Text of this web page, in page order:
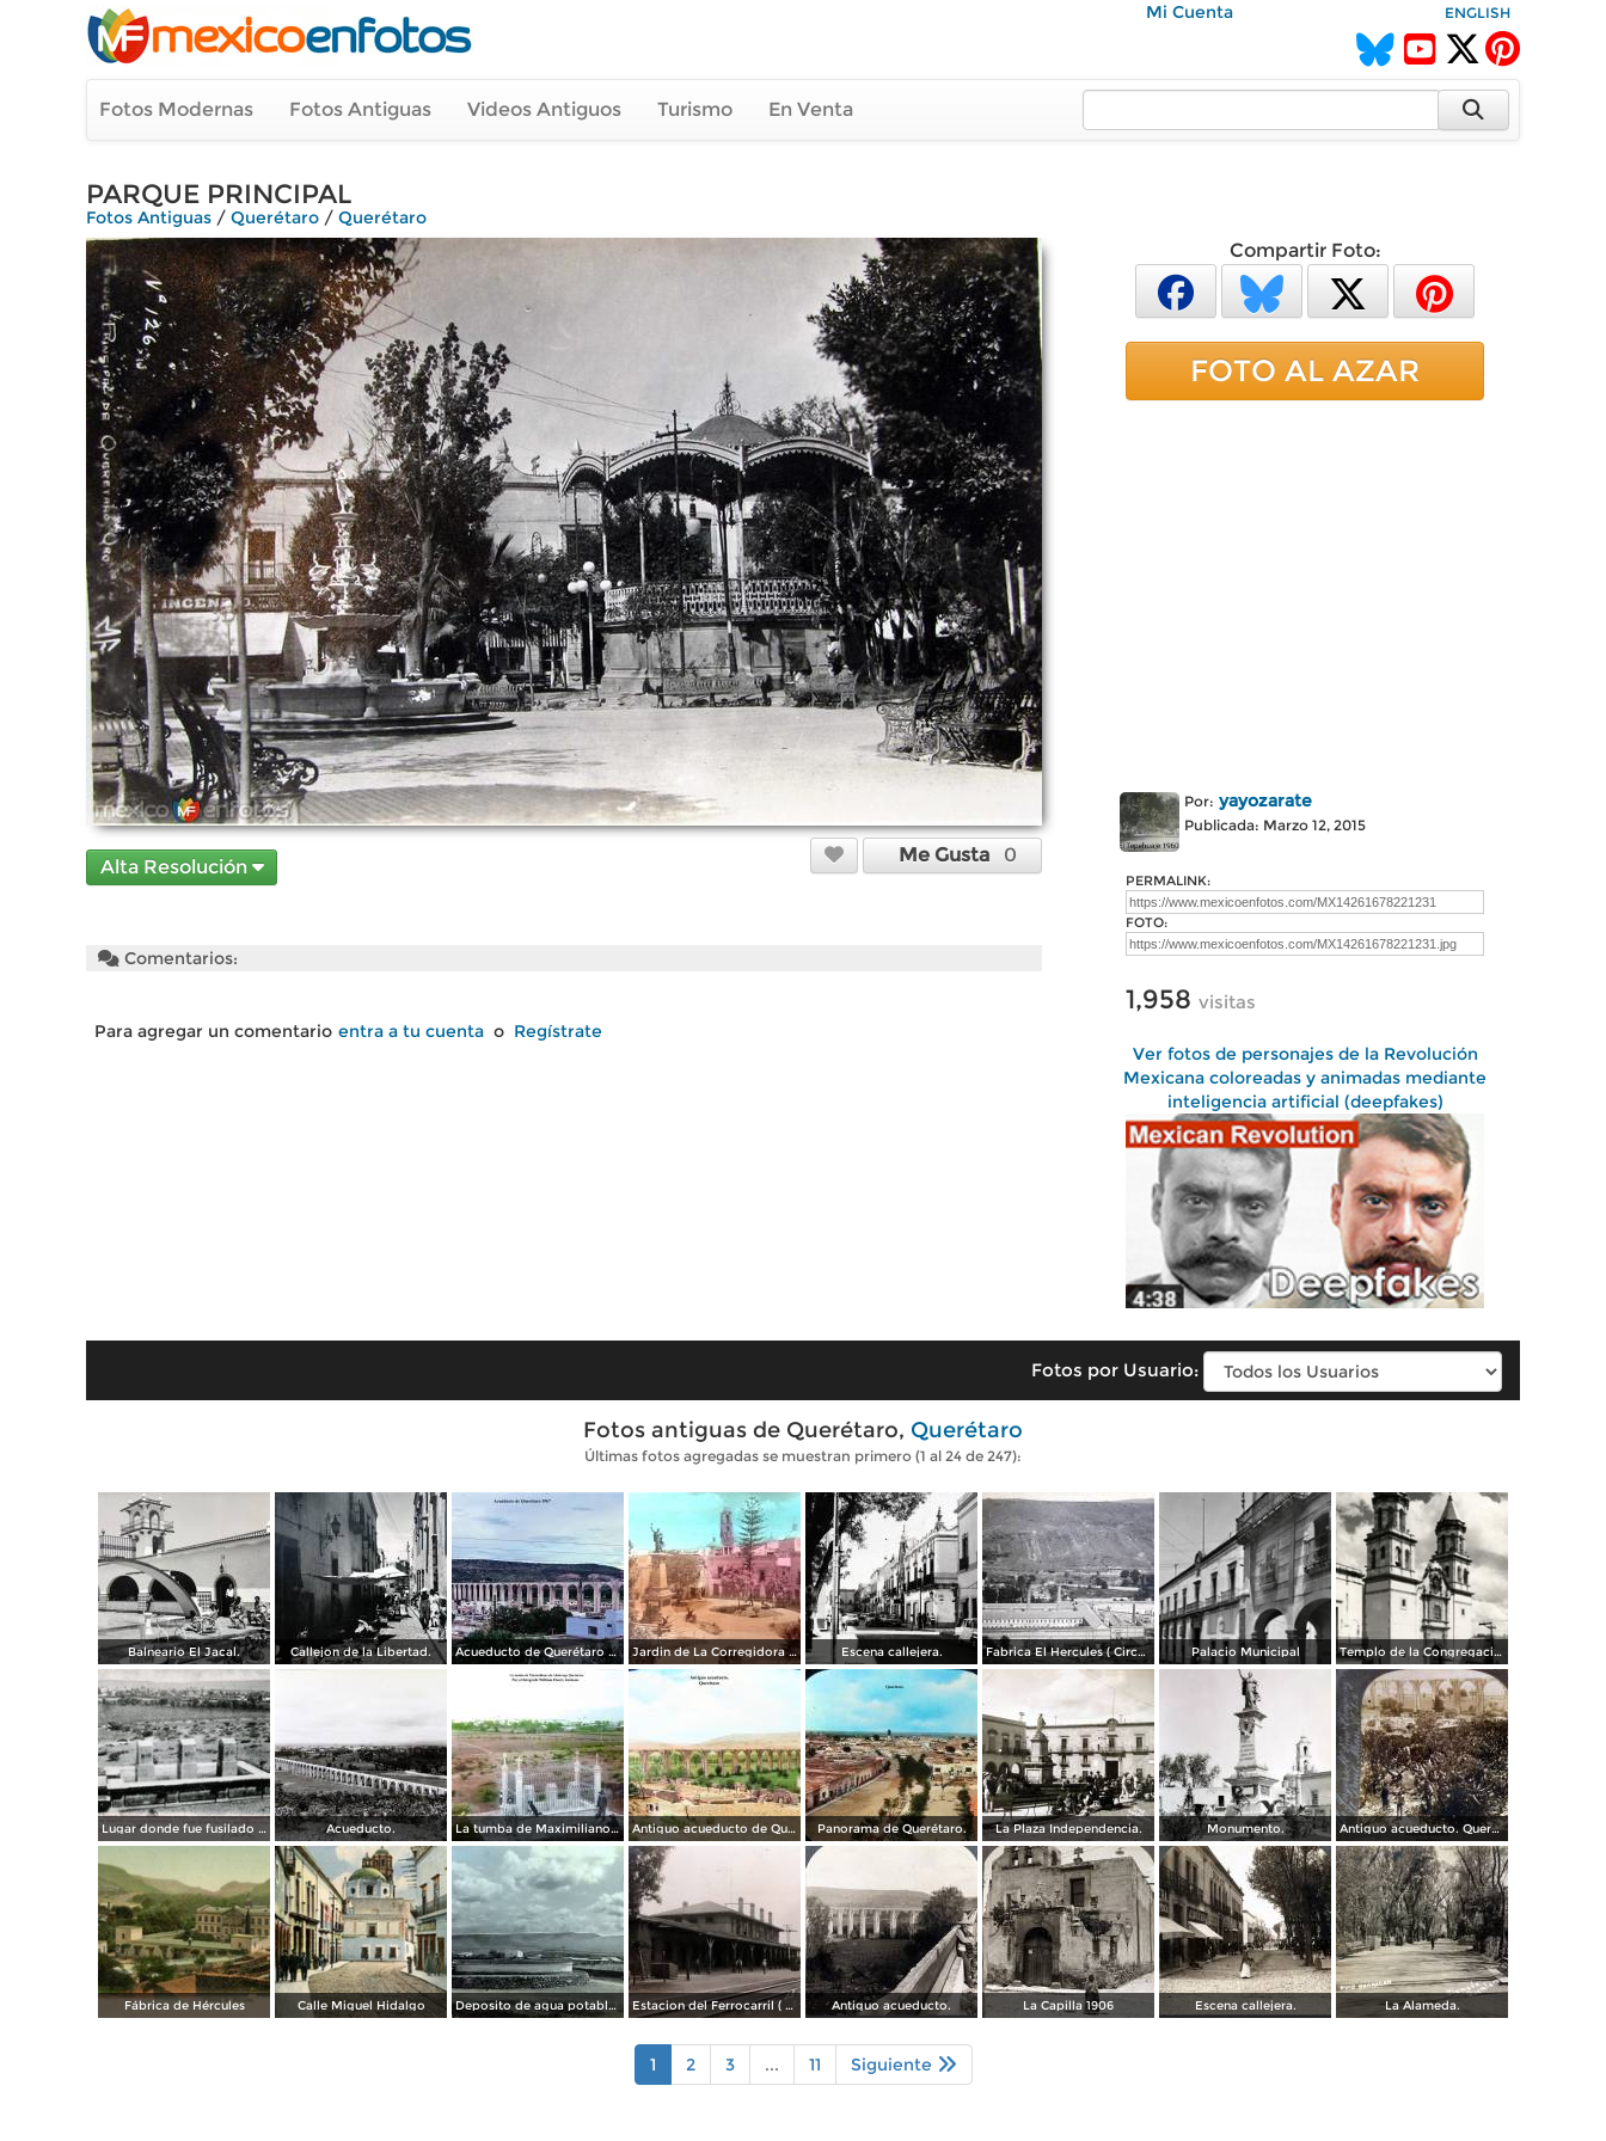
Mi Cuenta ENGLISH
Fotos Modernas Fotos Antiguas Videos Antiguos Turismo En Venta
PARQUE PRINCIPAL
Fotos Antiguas / Querétaro / Querétaro
Alta Resolución
Me Gusta 0
Comentarios:
Para agregar un comentario entra a tu cuenta o Regístrate
Compartir Foto:
FOTO AL AZAR
Por: yayozarate
Publicada: Marzo 12, 2015
PERMALINK:
FOTO:
1,958 visitas
Ver fotos de personajes de la Revolución
Mexicana coloreadas y animadas mediante
inteligencia artificial (deepfakes)
Fotos por Usuario:
Fotos antiguas de Querétaro, Querétaro
Últimas fotos agregadas se muestran primero (1 al 24 de 247):
Balneario El Jacal. Callejon de la Libertad. Acueducto de Querétaro 1967 Jardin de La Corregidora ( Circulada el 3 de Noviembre de 1957 ). Escena callejera. Fabrica El Hercules ( Circulada el 22 de Junio de 1926 ). Palacio Municipal Templo de la Congregación
Lugar donde fue fusilado el emperador Maximiliano Acueducto. La tumba de Maximiliano de Absburgo Queretaro Por el fotografo William Henry Jackson. Antiguo acueducto de Querétaro. Panorama de Querétaro. La Plaza Independencia. Monumento. Antiguo acueducto. Querétaro
Fábrica de Hércules Calle Miguel Hidalgo Deposito de agua potable ( Circulada el 11 de Diciembre de 1920 ). Estacion del Ferrocarril ( Circulada el 19 de Diciembre de 1927 ). Antiguo acueducto. La Capilla 1906 Escena callejera. La Alameda.
1 2 3 ... 11 Siguiente